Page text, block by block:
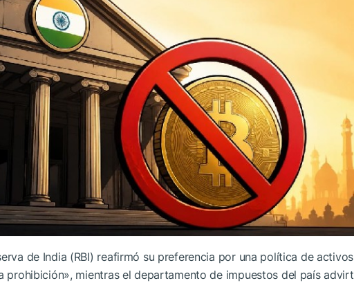
de India (RBI) reafirmó su preferencia por una política de
prohibición», mientras el departamento de impuestos del país